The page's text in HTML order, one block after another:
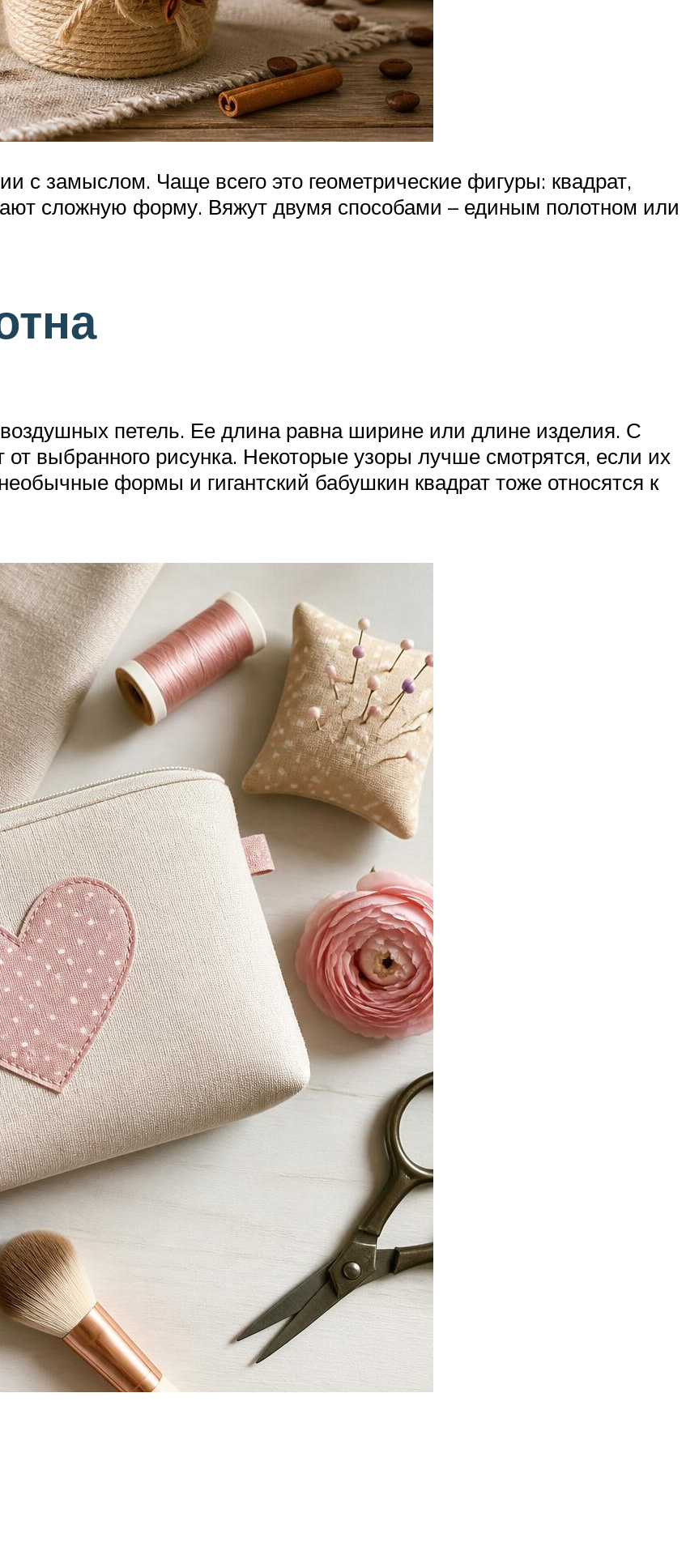
с замыслом. Чаще всего это геометрические фигуры: квадрат,
сложную форму. Вяжут двумя способами – единым полотном или
петель. Ее длина равна ширине или длине изделия. С
от выбранного рисунка. Некоторые узоры лучше смотрятся, если их
формы и гигантский бабушкин квадрат тоже относятся к